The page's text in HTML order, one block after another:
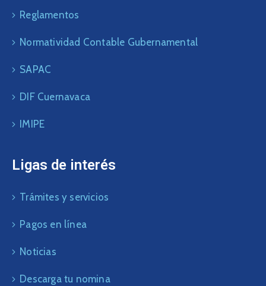
Reglamentos
Normatividad Contable Gubernamental
SAPAC
DIF Cuernavaca
IMIPE
Ligas de interés
Trámites y servicios
Pagos en línea
Noticias
Descarga tu nomina